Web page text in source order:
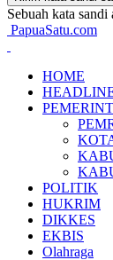
Sebuah kata
PapuaSatu.com
HOME
POLITIK
HUKRIM
DIKKES
EKBIS
Olahraga